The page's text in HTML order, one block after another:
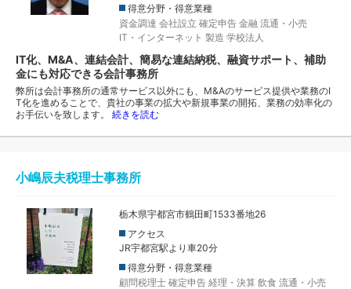
得意分野・得意業種
資金調達 会社設立 確定申告 金融 流通・小売
IT・インターネット 製造 学校法人
IT化、M&A、連結会計、簡易な連結納税、融資サポート、補助
金にも対応できる会計事務所
弊所は会計事務所の通常サービス以外にも、M&Aのサービス提供や業務のI
T化を進めることで、貴社の事業の拡大や新規事業の開拓、業務の効率化の
お手伝いを致します。 続きを読む
小嶋辰夫税理士事務所
栃木県宇都宮市鶴田町1533番地26
アクセス
JR宇都宮駅より車20分
得意分野・得意業種
顧問税理士 確定申告 経理・決算 飲食 流通・小売